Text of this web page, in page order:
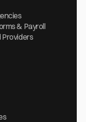
& Payroll
Providers